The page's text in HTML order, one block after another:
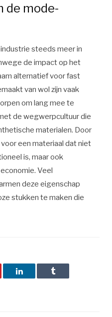
de mode-
steeds meer in
de impact op het
alternatief voor fast
van wol zijn vaak
om lang mee te
de wegwerpcultuur die
materialen. Door
een materiaal dat niet
is, maar ook
Veel
deze eigenschap
stukken te maken die
LinkedIn Tumblr